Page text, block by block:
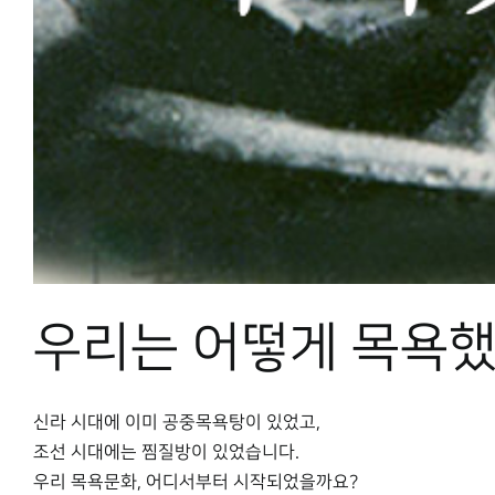
우리는 어떻게 목욕
신라 시대에 이미 공중목욕탕이 있었고,
조선 시대에는 찜질방이 있었습니다.
우리 목욕문화, 어디서부터 시작되었을까요?